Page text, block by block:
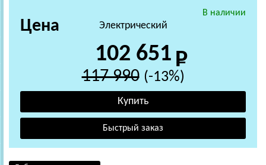
В наличии
Электрический
Цена
102 651
117 990 (-13%)